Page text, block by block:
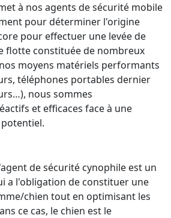
à nos agents de sécurité mobile
pour déterminer l'origine
pour effectuer une levée de
flotte constituée de nombreux
moyens matériels performants
téléphones portables dernier
nous sommes
et efficaces face à une
de sécurité cynophile est un
a l'obligation de constituer une
chien tout en optimisant les
ce cas, le chien est le